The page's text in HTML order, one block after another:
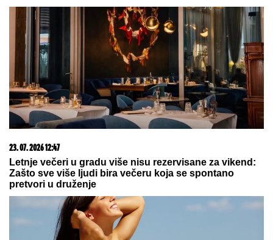
(PAPARACO) KRIŠOM SMO SNIMILI NAŠU
PEVAČICU U CRNOJ GORIBez trunke šminke na
aerodromu, pojavila se u ovom izdanju: Društvo joj
pravi poznati muškarac